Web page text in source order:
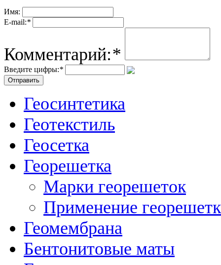
Имя:
E-mail:*
Комментарий:*
Введите цифры:*
Геосинтетика
Геотекстиль
Геосетка
Георешетка
Марки георешеток
Применение
Геомембрана
Бентонитовые маты